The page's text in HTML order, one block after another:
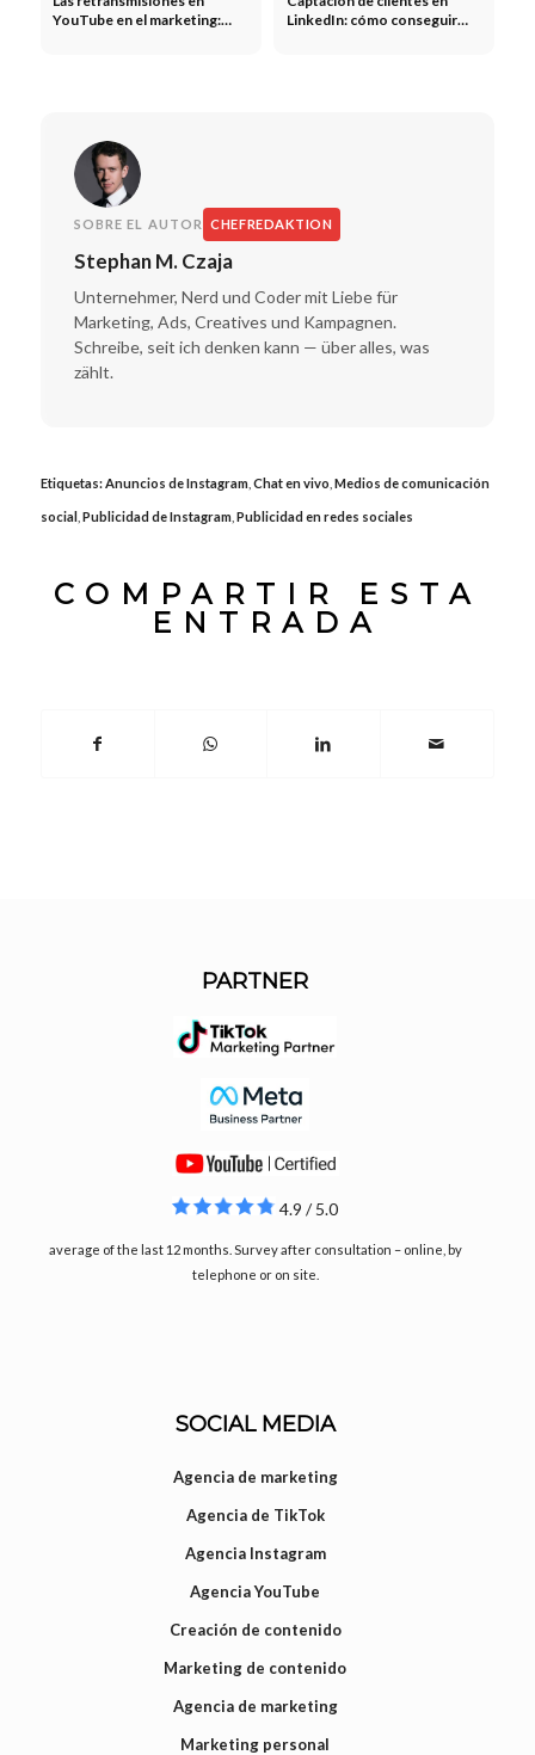
YouTube en el marketing:
LinkedIn: cómo conseguir
SOBRE EL AUTOR CHEFREDAKTION
Stephan M. Czaja
Unternehmer, Nerd und Coder mit Liebe für
Marketing, Ads, Creatives und Kampagnen.
Schreibe, seit ich denken kann — über alles, was
zählt.
Etiquetas:Anuncios de Instagram, Chat en vivo Medios de comunicación
social, Publicidad de Instagram, Publicidad en redes sociales
COMPARTIR ESTA
ENTRADA
PARTNER
4.9 / 5.0
average of the last 12 months. Survey after consultation – online, by
telephone or on site.
SOCIAL MEDIA
Agencia de marketing
Agencia de TikTok
Agencia Instagram
Agencia YouTube
Creación de contenido
Marketing de contenido
Agencia de marketing
Marketing personal